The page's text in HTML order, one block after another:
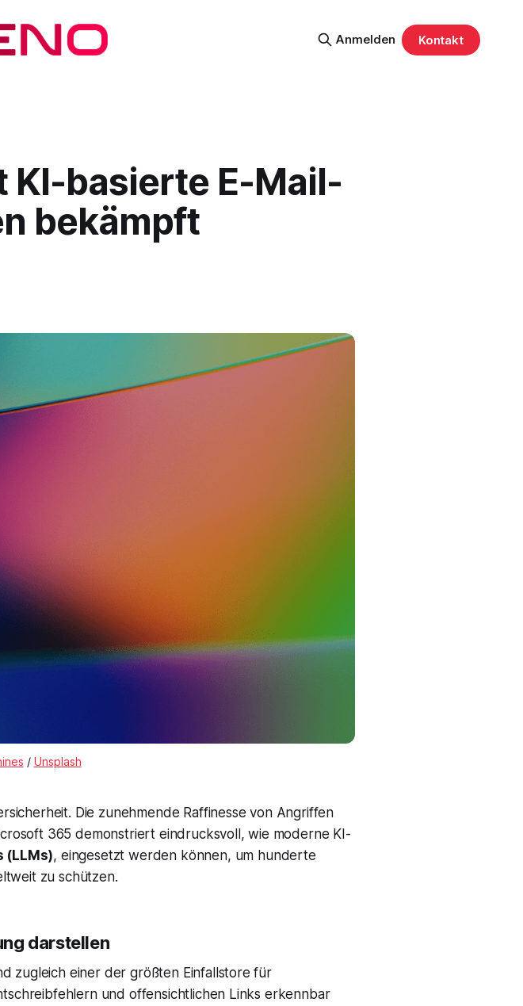
Anmelden Kontakt
basierte E-Mail-
bekämpft
/ Unsplash
Die zunehmende Raffinesse von Angriffen
365 demonstriert eindrucksvoll, wie moderne KI-
(LLMs), eingesetzt werden können, um hunderte
zu schützen.
darstellen
zugleich einer der größten Einfallstore für
und offensichtlichen Links erkennbar